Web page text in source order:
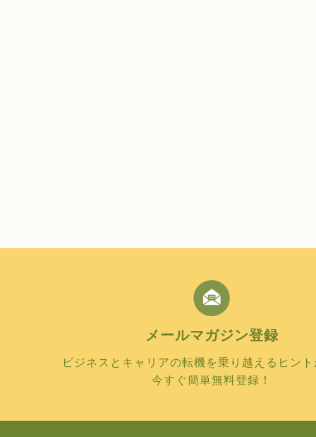
メールマガジン登録
ビジネスとキャリアの転機を乗り越えるヒン
今すぐ簡単無料登録！